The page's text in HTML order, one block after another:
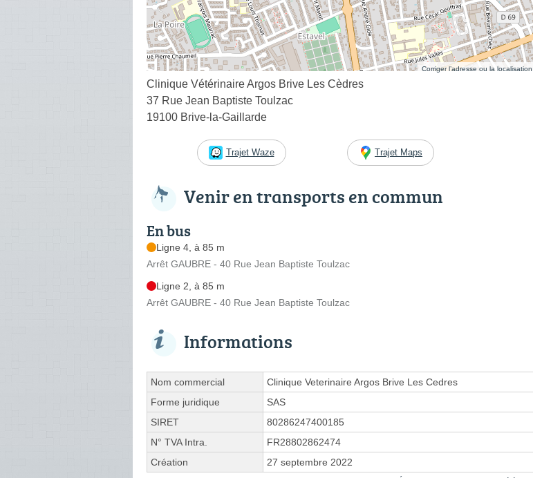
Corriger l’adresse ou la localisation
Clinique Vétérinaire Argos Brive Les Cèdres
37 Rue Jean Baptiste Toulzac
19100 Brive-la-Gaillarde
Trajet Waze Trajet Maps
Venir en transports en commun
En bus
Ligne 4, à 85 m
Arrêt GAUBRE - 40 Rue Jean Baptiste Toulzac
Ligne 2, à 85 m
Arrêt GAUBRE - 40 Rue Jean Baptiste Toulzac
Informations
Nom commercial
Clinique Veterinaire Argos Brive Les Cedres
Forme juridique
SAS
SIRET
80286247400185
N° TVA Intra.
FR28802862474
Création
27 septembre 2022